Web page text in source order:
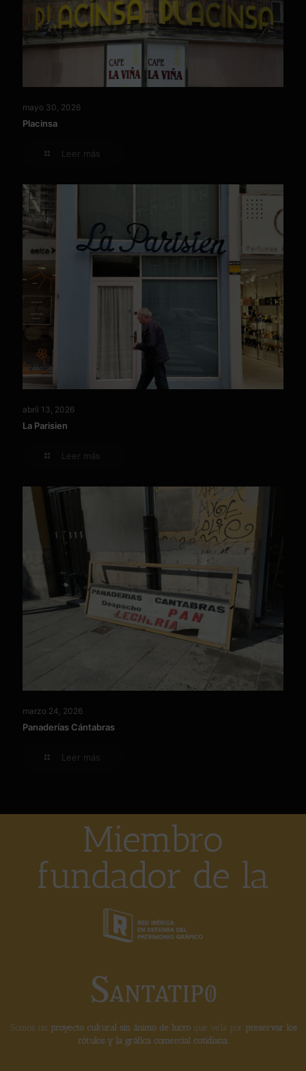
mayo 30, 2026
Placinsa
Leer más
abril 13, 2026
La Parisien
Leer más
marzo 24, 2026
Panaderías Cántabras
Leer más
Miembro
fundador de la
Somos un proyecto cultural sin ánimo de lucroque vela por preservar los
rótulos y la gráfica comercial cotidiana.